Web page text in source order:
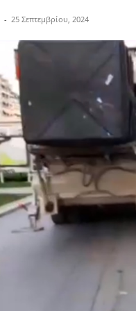
- 25 Σεπτεμβρίου, 2024